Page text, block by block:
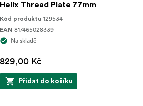
Helix Thread Plate 77mm
Kód produktu 129534
EAN 817465028339
Na skladě
829,00 Kč
Přidat do košíku